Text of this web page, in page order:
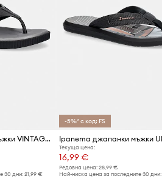
Ipanema джапанки мъжки VINTAGE AD
30 дни:21,99 €
-5%* с код: FS
Текуща цена:
16,99 €
Редовна цена: 28,99 €
Най-ниска цена за последните 30 дни: